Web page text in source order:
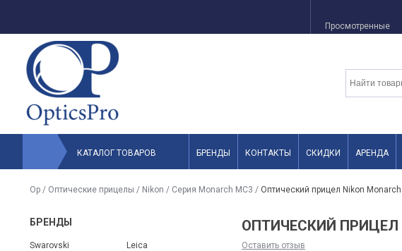
Просмотренные
КАТАЛОГ ТОВАРОВ БРЕНДЫ КОНТАКТЫ СКИДКИ АРЕНДА
Op / Оптические прицелы / Nikon / Серия Monarch MC3 / Оптический прицел Nikon
БРЕНДЫ
Swarovski
Leica
ОПТИЧЕСКИЙ ПРИЦЕЛ
Оставить отзыв